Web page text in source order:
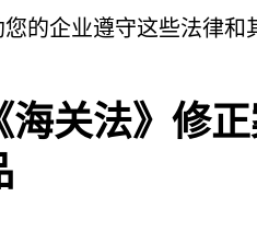
的企业遵守这些法律和
关法》修